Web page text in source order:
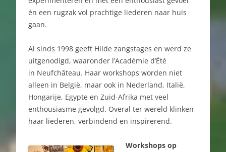
én een rugzak vol prachtige liederen naar huis
gaan.
Al sinds 1998 geeft Hilde zangstages en werd ze
uitgenodigd, waaronder l’Académie d’Été
in Neufchâteau. Haar workshops worden niet
alleen in België, maar ook in Nederland, Italië,
Hongarije, Egypte en Zuid-Afrika met veel
enthousiasme gevolgd. Overal ter wereld klinken
haar liederen, verbindend en inspirerend.
Workshops op